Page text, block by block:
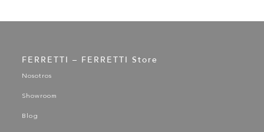
FERRETTI – FERRETTI Store
Nosotros
Showroom
Blog